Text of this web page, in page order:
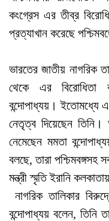
কংগ্রেস এর তীব্র
প্রত্যাখান করেছে
ভারতের জাতীয় নাগরিক
থেকে এর বিরোধিতা
বন্দোপাধ্যয়। ইতোমধ্যে
নেতৃত্ব দিয়েছেন তিনি।
নেমেছেন মমতা
বলছে, তারা পশ্চিমবঙ্গসহ
মন্ত্রী স্মৃতি ইরানি
নাগরিক তালিকার
বন্দোপাধ্যয় বলেন, তিনি